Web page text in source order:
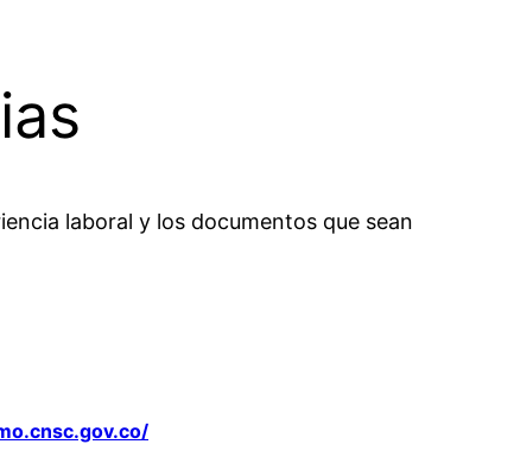
laboral y los documentos que sean